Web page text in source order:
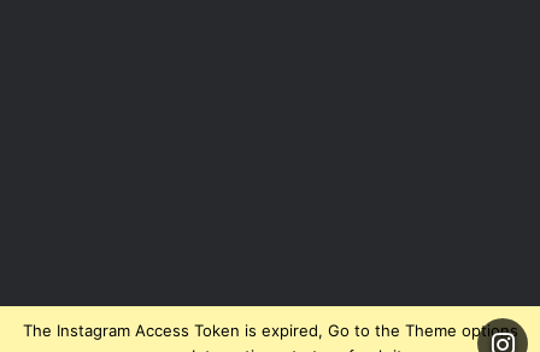
The Instagram Access Token is expired, Go to the Theme options